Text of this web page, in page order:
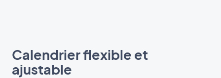
Calendrier flexible et
ajustable